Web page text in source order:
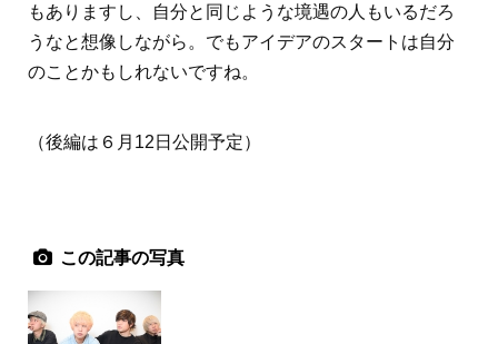
もありますし、自分と同じような境遇の人もいるだろ
うなと想像しながら。でもアイデアのスタートは自分
のことかもしれないですね。
（後編は６月12日公開予定）
この記事の写真